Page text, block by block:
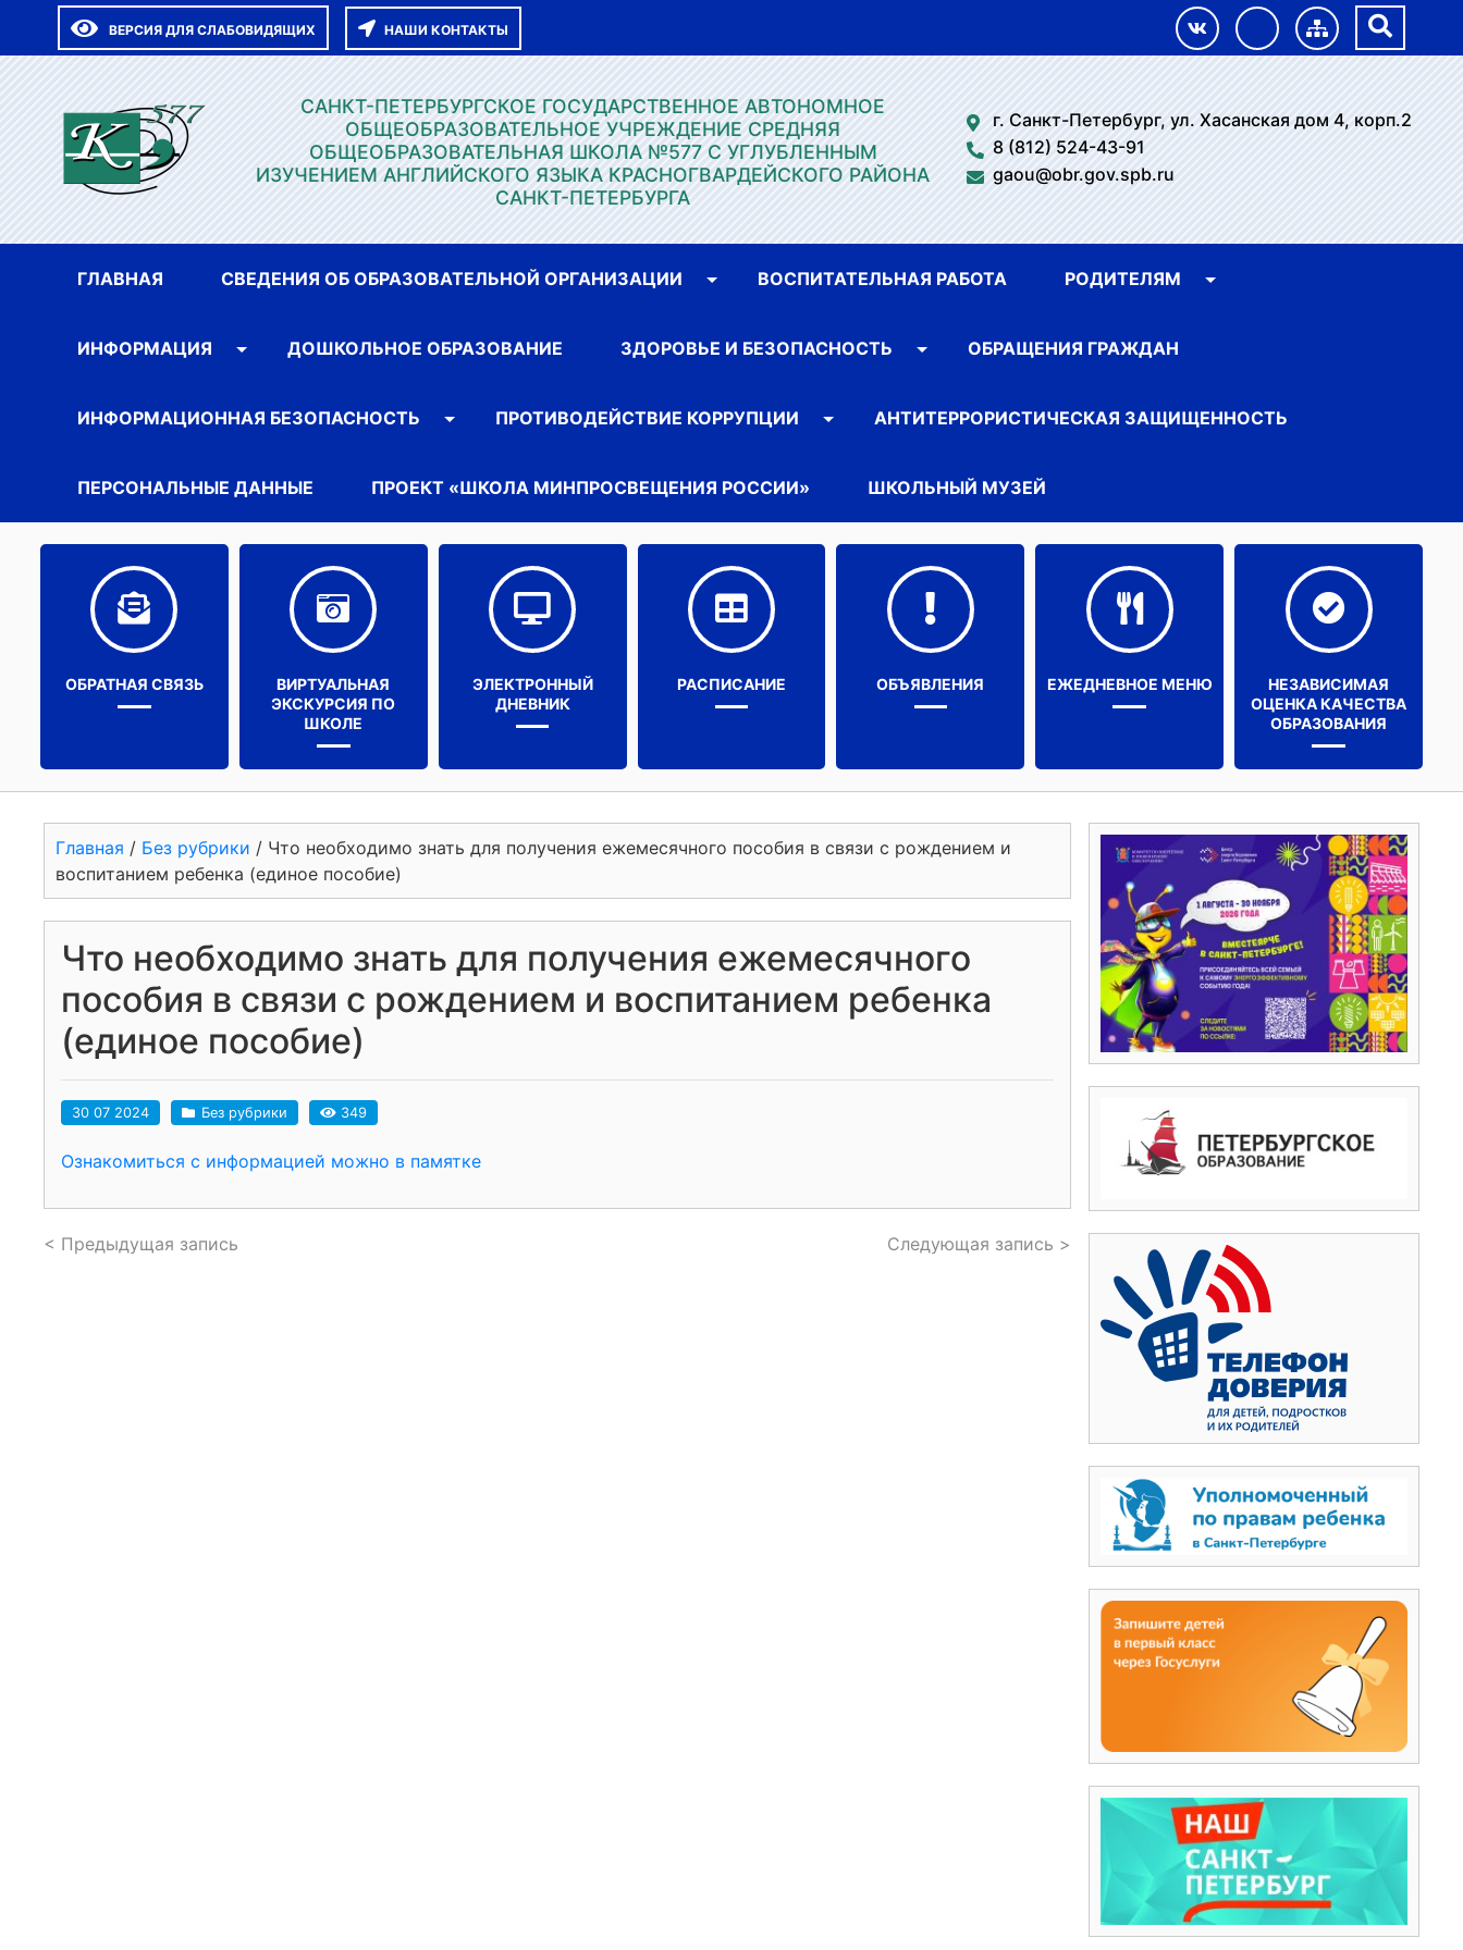
ВЕРСИЯ ДЛЯ СЛАБОВИДЯЩИХ НАШИ КОНТАКТЫ
САНКТ-ПЕТЕРБУРГСКОЕ ГОСУДАРСТВЕННОЕ АВТОНОМНОЕ
ОБЩЕОБРАЗОВАТЕЛЬНОЕ УЧРЕЖДЕНИЕ СРЕДНЯЯ
ОБЩЕОБРАЗОВАТЕЛЬНАЯ ШКОЛА №577 С УГЛУБЛЕННЫМ
ИЗУЧЕНИЕМ АНГЛИЙСКОГО ЯЗЫКА КРАСНОГВАРДЕЙСКОГО РАЙОНА
САНКТ-ПЕТЕРБУРГА
г. Санкт-Петербург, ул. Хасанская дом 4, корп.2
8 (812) 524-43-91
gaou@obr.gov.spb.ru
ГЛАВНАЯ СВЕДЕНИЯ ОБ ОБРАЗОВАТЕЛЬНОЙ ОРГАНИЗАЦИИ ВОСПИТАТЕЛЬНАЯ РАБОТА РОДИТЕЛЯМ
ИНФОРМАЦИЯ ДОШКОЛЬНОЕ ОБРАЗОВАНИЕ ЗДОРОВЬЕ И БЕЗОПАСНОСТЬ ОБРАЩЕНИЯ ГРАЖДАН
ИНФОРМАЦИОННАЯ БЕЗОПАСНОСТЬ ПРОТИВОДЕЙСТВИЕ КОРРУПЦИИ АНТИТЕРРОРИСТИЧЕСКАЯ ЗАЩИЩЕННОСТЬ
ПЕРСОНАЛЬНЫЕ ДАННЫЕ ПРОЕКТ «ШКОЛА МИНПРОСВЕЩЕНИЯ РОССИИ» ШКОЛЬНЫЙ МУЗЕЙ
ОБРАТНАЯ СВЯЗЬ
ВИРТУАЛЬНАЯ
ЭКСКУРСИЯ ПО
ШКОЛЕ
ЭЛЕКТРОННЫЙ
ДНЕВНИК
РАСПИСАНИЕ ОБЪЯВЛЕНИЯ ЕЖЕДНЕВНОЕ МЕНЮ
НЕЗАВИСИМАЯ
ОЦЕНКА КАЧЕСТВА
ОБРАЗОВАНИЯ
Главная / Без рубрики / Что необходимо знать для получения ежемесячного пособия в связи с рождением и
воспитанием ребенка (единое пособие)
Что необходимо знать для получения ежемесячного
пособия в связи с рождением и воспитанием ребенка
(единое пособие)
30 07 2024 Без рубрики 349
Ознакомиться с информацией можно в памятке
< Предыдущая запись Следующая запись >